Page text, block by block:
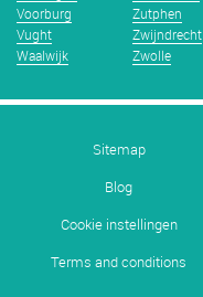
Voorburg
Vught
Waalwijk
Zutphen
Zwijndrecht
Zwolle
Sitemap
Blog
Cookie instellingen
Terms and conditions